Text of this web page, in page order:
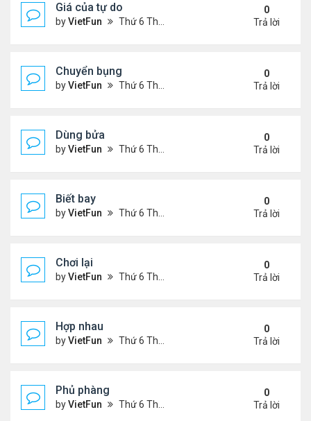
Giá của tự do
byVietFun Thứ 6 Tháng 11 05, 2021 1:38 pm
0
Trả lời
Chuyển bụng
byVietFun Thứ 6 Tháng 11 05, 2021 1:36 pm
0
Trả lời
Dùng bửa
byVietFun Thứ 6 Tháng 11 05, 2021 1:28 pm
0
Trả lời
Biết bay
byVietFun Thứ 6 Tháng 11 05, 2021 1:26 pm
0
Trả lời
Chơi lại
byVietFun Thứ 6 Tháng 11 05, 2021 1:11 pm
0
Trả lời
Hợp nhau
byVietFun Thứ 6 Tháng 11 05, 2021 1:10 pm
0
Trả lời
Phủ phàng
byVietFun Thứ 6 Tháng 11 05, 2021 12:53 pm
0
Trả lời